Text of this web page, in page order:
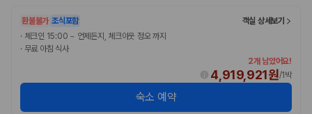
환불불가 조식포함
객실 상세보기
· 체크인 15:00 ~ 언제든지, 체크아웃 정오 까지
· 무료 아침 식사
2개 남았어요!
4,919,921원/1박
숙소 예약